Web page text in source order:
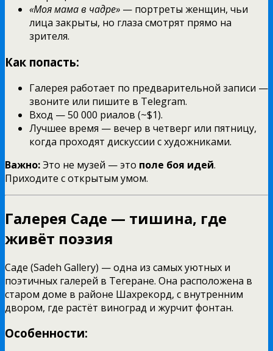
«Моя мама в чадре» — портреты женщин, чьи
лица закрыты, но глаза смотрят прямо на
зрителя.
Как попасть:
Галерея работает по предварительной записи —
звоните или пишите в Telegram.
Вход — 50 000 риалов (~$1).
Лучшее время — вечер в четверг или пятницу,
когда проходят дискуссии с художниками.
Важно:Это не музей — это поле боя идей.
Приходите с открытым умом.
Галерея Саде — тишина, где
живёт поэзия
Саде (Sadeh Gallery) — одна из самых уютных и
поэтичных галерей в Тегеране. Она расположена в
старом доме в районе Шахрекорд, с внутренним
двором, где растёт виноград и журчит фонтан.
Особенности: